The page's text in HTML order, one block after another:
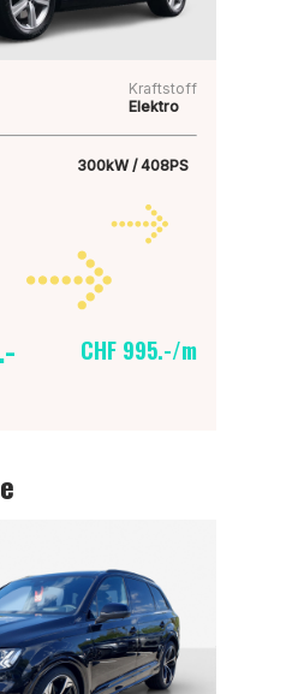
Kraftstoff
Elektro
300kW / 408PS
CHF 995.-/m